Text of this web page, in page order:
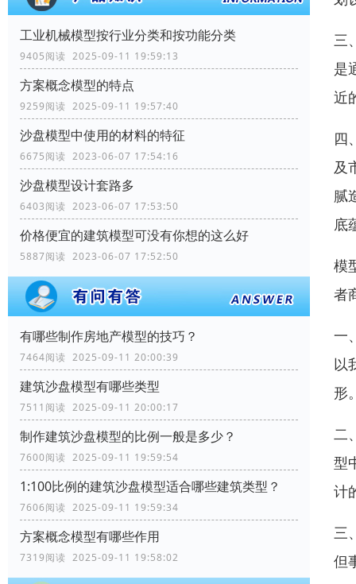
工业机械模型按行业分类和按功能分类
9405阅读 2025-09-11 19:59:13
方案概念模型的特点
9259阅读 2025-09-11 19:57:40
沙盘模型中使用的材料的特征
6675阅读 2023-06-07 17:54:16
沙盘模型设计套路多
6403阅读 2023-06-07 17:53:50
价格便宜的建筑模型可没有你想的这么好
5887阅读 2023-06-07 17:52:50
有哪些制作房地产模型的技巧？
7464阅读 2025-09-11 20:00:39
建筑沙盘模型有哪些类型
7511阅读 2025-09-11 20:00:17
制作建筑沙盘模型的比例一般是多少？
7600阅读 2025-09-11 19:59:54
1:100比例的建筑沙盘模型适合哪些建筑类型？
7606阅读 2025-09-11 19:59:34
方案概念模型有哪些作用
7319阅读 2025-09-11 19:58:02
三
是
近
四
及
腻
底
模
者
一
以
形
二
型
计
三
但